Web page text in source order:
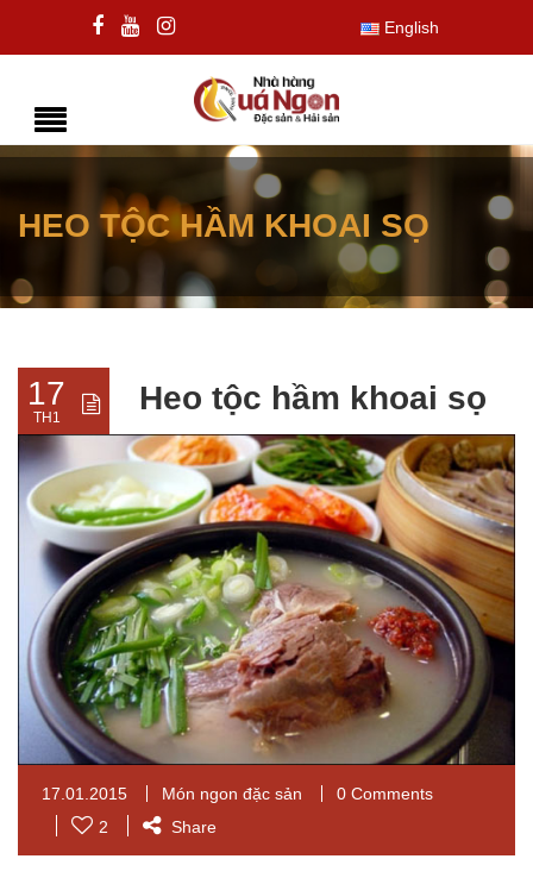
English
HEO TỘC HẦM KHOAI SỌ
17
TH1
Heo tộc hầm khoai sọ
17.01.2015 Món ngon đặc sản
0 Comments
2
Share